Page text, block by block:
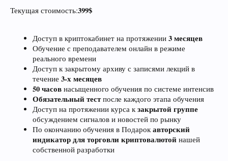
Текущая стоимость:399$
Доступ в криптокабинет на протяжении 3 месяцев
Обучение с преподавателем онлайн в режиме
реального времени
Доступ к закрытому архиву с записями лекций в
течение 3-х месяцев
50 часов насыщенного обучения по системе интенсив
Обязательный тестпосле каждого этапа обучения
Доступ на протяжении курса кзакрытой группе
обсуждением сигналов и новостей по рынку
По окончанию обучения в Подарокавторский
индикатор для торговли криптовалютой нашей
собственной разработки